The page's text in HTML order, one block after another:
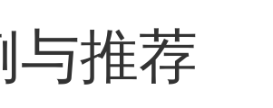
与推荐